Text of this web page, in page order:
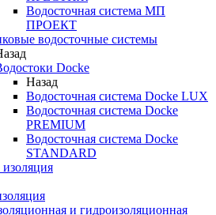
Водосточная система МП
ПРОЕКТ
водосточные системы
Docke
Назад
Водосточная система Docke LUX
Водосточная система Docke
PREMIUM
Водосточная система Docke
STANDARD
и гидроизоляционная